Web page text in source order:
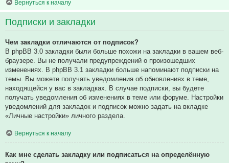
Вернуться к началу
Подписки и закладки
Чем закладки отличаются от подписок?
В phpBB 3.0 закладки были больше похожи на закладки в вашем веб-
браузере. Вы не получали предупреждений о произошедших
изменениях. В phpBB 3.1 закладки больше напоминают подписки на
темы. Вы можете получать уведомления об обновлениях в теме,
находящейся у вас в закладках. В случае подписки, вы будете
получать уведомления об изменениях в теме или форуме. Настройки
уведомлений для закладок и подписок можно задать на вкладке
«Личные настройки» личного раздела.
Вернуться к началу
Как мне сделать закладку или подписаться на определённую